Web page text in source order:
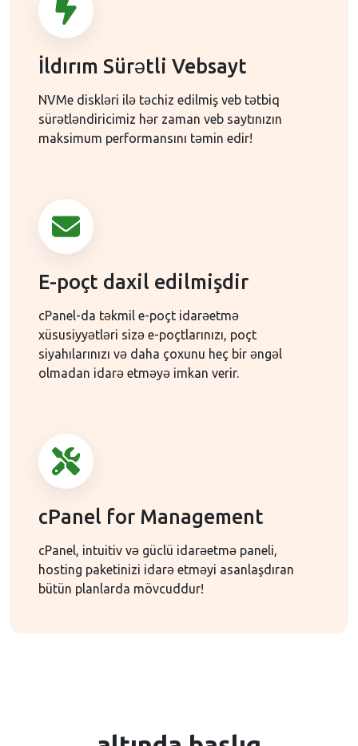
İldırım Sürətli Vebsayt
NVMe diskləri ilə təchiz edilmiş veb tətbiq
sürətləndiricimiz hər zaman veb saytınızın
maksimum performansını təmin edir!
E-poçt daxil edilmişdir
cPanel-da təkmil e-poçt idarəetmə
xüsusiyyətləri sizə e-poçtlarınızı, poçt
siyahılarınızı və daha çoxunu heç bir əngəl
olmadan idarə etməyə imkan verir.
cPanel for Management
cPanel, intuitiv və güclü idarəetmə paneli,
hosting paketinizi idarə etməyi asanlaşdıran
bütün planlarda mövcuddur!